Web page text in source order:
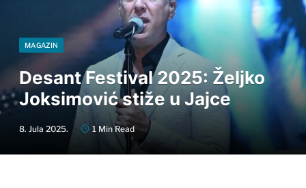
MAGAZIN
Desant Festival 2025: Željko
Joksimović stiže u Jajce
8. Jula 2025. 1 Min Read